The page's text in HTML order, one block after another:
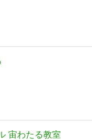
宙わたる教室